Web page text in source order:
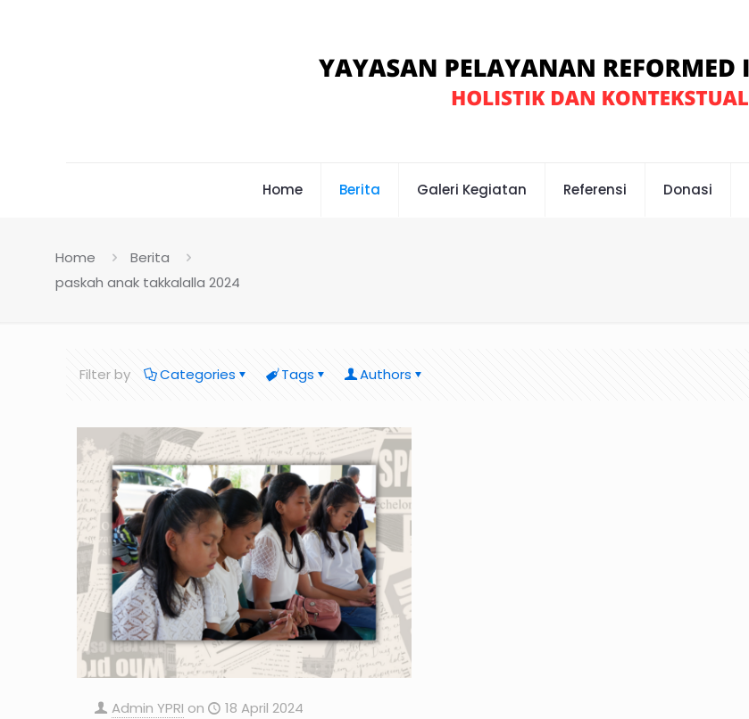
Home Berita Galeri Kegiatan Referensi Donasi
Home
Berita
paskah anak takkalalla 2024
Filter by Categories Tags Authors
Admin YPRI on 18 April 2024